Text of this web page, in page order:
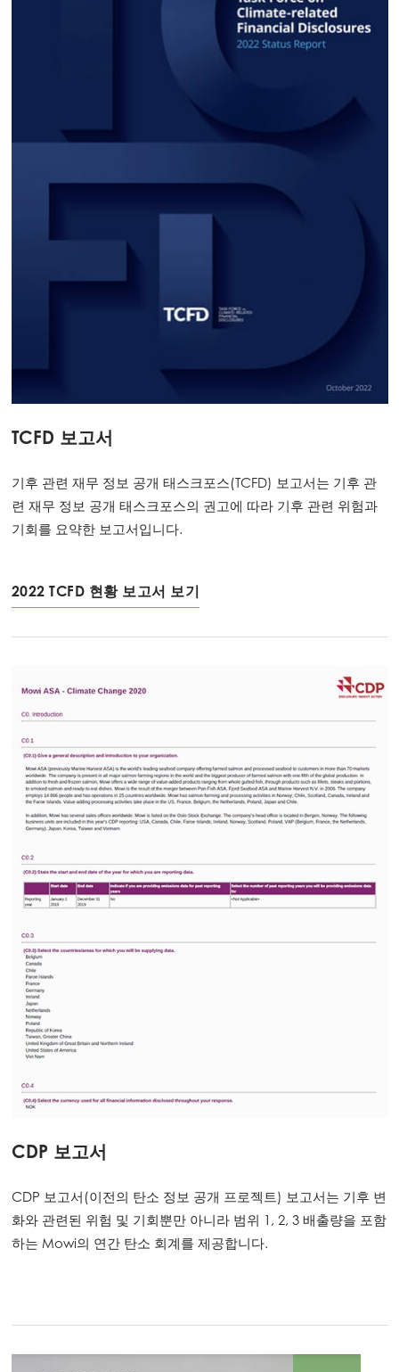
Asia
TCFD 보고서
기후 관련 재무 정보 공개 태스크포스(TCFD) 보고서는 기후 관
련 재무 정보 공개 태스크포스의 권고에 따라 기후 관련 위험과
기회를 요약한 보고서입니다.
2022 TCFD 현황 보고서 보기
CDP 보고서
CDP 보고서(이전의 탄소 정보 공개 프로젝트) 보고서는 기후 변
화와 관련된 위험 및 기회뿐만 아니라 범위 1, 2, 3 배출량을 포함
하는 Mowi의 연간 탄소 회계를 제공합니다.